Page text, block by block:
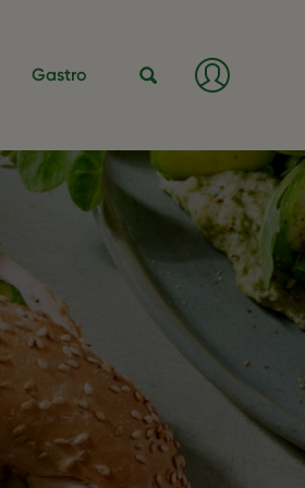
Gastro